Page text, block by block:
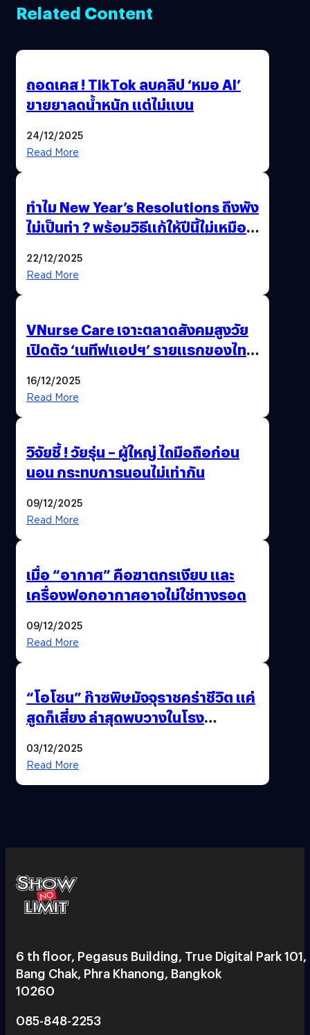
Related Content
ถอดเคส ! TikTok ลบคลิป ‘หมอ AI’
ขายยาลดน้ำหนัก แต่ไม่แบน
24/12/2025
Read More
ทำไม New Year’s Resolutions ถึงพัง
ไม่เป็นท่า ? พร้อมวิธีแก้ให้ปีนี้ไม่เหมือน
22/12/2025
Read More
VNurse Care เจาะตลาดสังคมสูงวัย
เปิดตัว ‘เนทีฟแอปฯ’ รายแรกของไทย
จบในที่เดียว
16/12/2025
Read More
วิจัยชี้ ! วัยรุ่น – ผู้ใหญ่ ไถมือถือก่อน
นอน กระทบการนอนไม่เท่ากัน
09/12/2025
Read More
เมื่อ “อากาศ” คือฆาตกรเงียบ และ
เครื่องฟอกอากาศอาจไม่ใช่ทางรอด
09/12/2025
Read More
“โอโซน” ก๊าซพิษมัจจุราชคร่าชีวิต แค่
สูดก็เสี่ยง ล่าสุดพบวางในโรง
03/12/2025
Read More
6 th floor, Pegasus Building, True Digital Park 101,
Bang Chak, Phra Khanong, Bangkok
10260
085-848-2253